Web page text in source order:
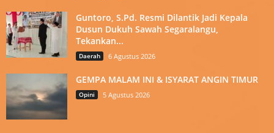
Guntoro, S.Pd. Resmi Dilantik Jadi Kepala
Dusun Dukuh Sawah Segaralangu,
Tekankan...
Daerah 6 Agustus 2026
GEMPA MALAM INI & ISYARAT ANGIN TIMUR
Opini 5 Agustus 2026